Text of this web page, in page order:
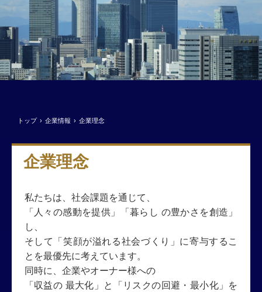
トップ › 企業情報 › 企業理念
企業理念
私たちは、社会課題を通じて、
「人々の感動を提供」「暮らし の豊かさを創造」
し、
そして「笑顔が溢れる社会づくり」に寄与するこ
とを最優先に考えています。
同時に、企業やオーナー様への
「収益の 最大化」と「リスクの回避・最小化」を